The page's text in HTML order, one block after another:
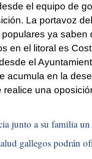
el equipo de
La portavoz
ya
en el litoral es
el
acumula en la
realice una
junto a su familia
gallegos podrán